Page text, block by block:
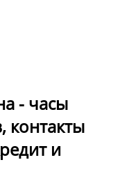
- часы
контакты
и